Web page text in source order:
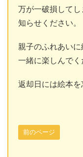
万が一破損して
知らせください。
親子のふれあい
一緒に楽しんでく
返却日には絵本を
前のページ